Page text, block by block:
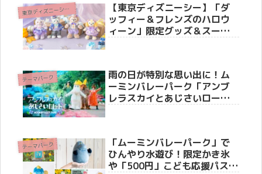
東
京ディズニーシー(R)
【東京ディズニーシー】「ダ
ッフィー＆フレンズのハロウ
ィーン」限定グッズ＆スーベ
徹底紹介
テーマパーク
雨の日が特別な思い出に！ム
ーミンバレーパーク「アンブ
レラスカイとあじさいロー
テーマパーク
「ムーミンバレーパーク」で
ひんやり水遊び！限定かき氷
や「500円」こども応援パスな